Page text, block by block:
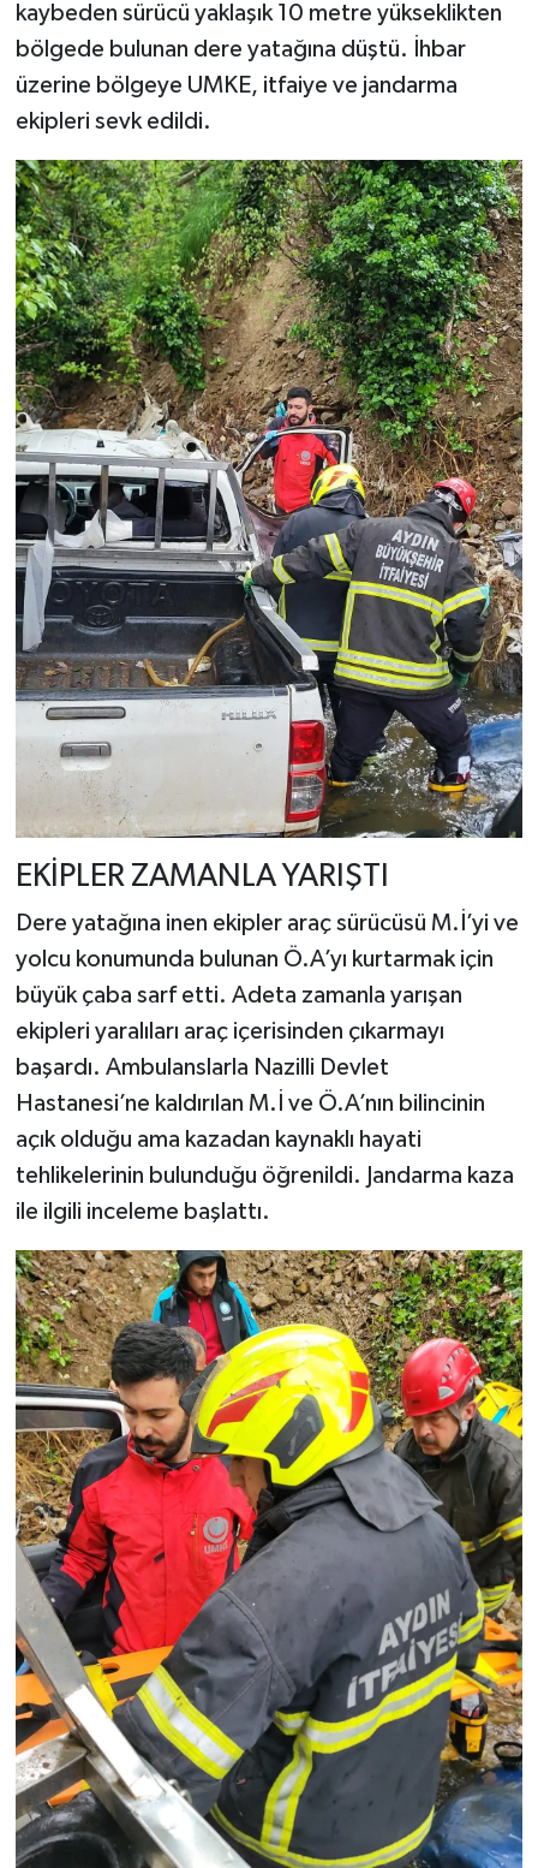
kaybeden sürücü yaklaşık 10 metre yükseklikten
bölgede bulunan dere yatağına düştü. İhbar
üzerine bölgeye UMKE, itfaiye ve jandarma
ekipleri sevk edildi.
EKİPLER ZAMANLA YARIŞTI
Dere yatağına inen ekipler araç sürücüsü M.İ’yi ve
yolcu konumunda bulunan Ö.A’yı kurtarmak için
büyük çaba sarf etti. Adeta zamanla yarışan
ekipleri yaralıları araç içerisinden çıkarmayı
başardı. Ambulanslarla Nazilli Devlet
Hastanesi’ne kaldırılan M.İ ve Ö.A’nın bilincinin
açık olduğu ama kazadan kaynaklı hayati
tehlikelerinin bulunduğu öğrenildi. Jandarma kaza
ile ilgili inceleme başlattı.